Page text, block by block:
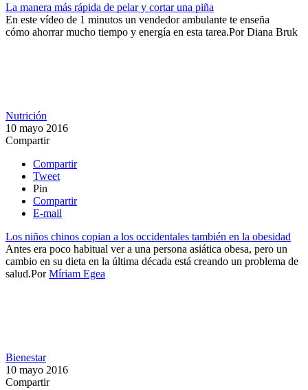
La manera más rápida de pelar y cortar una piña
En este vídeo de 1 minutos un vendedor ambulante te enseña
cómo ahorrar mucho tiempo y energía en esta tarea.​PorDiana Bruk
Nutrición
10 mayo 2016
Compartir
Compartir
Tweet
Pin
Compartir
E-mail
Los niños chinos copian a los occidentales también en la obesidad
Antes era poco habitual ver a una persona asiática obesa, pero un
cambio en su dieta en la última década está creando un problema de
salud.​PorMíriam Egea
Bienestar
10 mayo 2016
Compartir